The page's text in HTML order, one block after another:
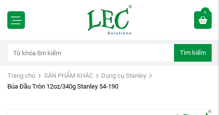
0
Tìm kiếm
Trang chủ SẢN PHẨM KHÁC
Dụng cụ Stanley
Búa Đầu Tròn 12oz/340g Stanley 54-190